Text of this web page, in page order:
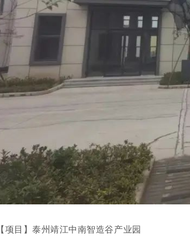
【项目】泰州靖江中南智造谷产业园